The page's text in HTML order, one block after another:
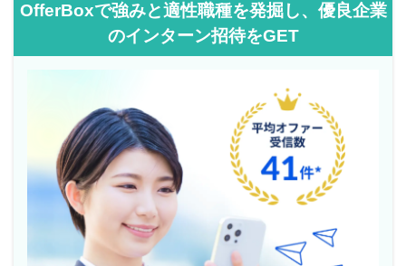
OfferBoxで強みと適性職種を発掘し、優良企業
のインターン招待をGET